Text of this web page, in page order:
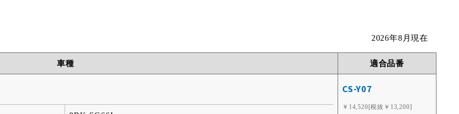
2026年8月現在
車種 適合品番
CS-Y07
￥14,520[税抜￥13,200]